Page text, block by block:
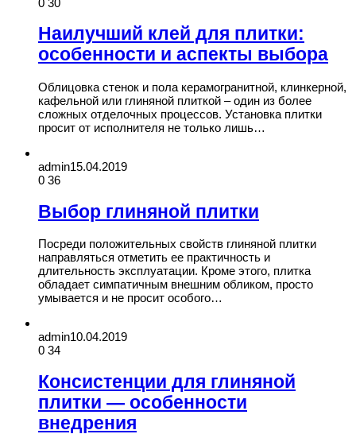
Наилучший клей для плитки:
особенности и аспекты выбора
Облицовка стенок и пола керамогранитной, клинкерной,
кафельной или глиняной плиткой – один из более
сложных отделочных процессов. Установка плитки
просит от исполнителя не только лишь…
admin15.04.2019
0 36
Выбор глиняной плитки
Посреди положительных свойств глиняной плитки
направляться отметить ее практичность и
длительность эксплуатации. Кроме этого, плитка
обладает симпатичным внешним обликом, просто
умывается и не просит особого…
admin10.04.2019
0 34
Консистенции для глиняной
плитки — особенности
внедрения